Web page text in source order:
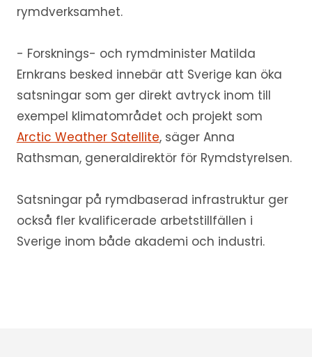
rymdverksamhet.
- Forsknings- och rymdminister Matilda
Ernkrans besked innebär att Sverige kan öka
satsningar som ger direkt avtryck inom till
exempel klimatområdet och projekt som
Arctic Weather Satellite, säger Anna
Rathsman, generaldirektör för Rymdstyrelsen.
Satsningar på rymdbaserad infrastruktur ger
också fler kvalificerade arbetstillfällen i
Sverige inom både akademi och industri.